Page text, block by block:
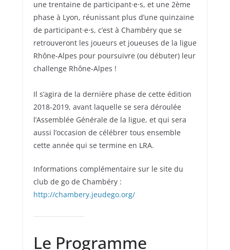
une trentaine de participant·e·s, et une 2ème
phase à Lyon, réunissant plus d’une quinzaine
de participant·e·s, c’est à Chambéry que se
retrouveront les joueurs et joueuses de la ligue
Rhône-Alpes pour poursuivre (ou débuter) leur
challenge Rhône-Alpes !
Il s’agira de la dernière phase de cette édition
2018-2019, avant laquelle se sera déroulée
l’Assemblée Générale de la ligue, et qui sera
aussi l’occasion de célébrer tous ensemble
cette année qui se termine en LRA.
Informations complémentaire sur le site du
club de go de Chambéry :
http://chambery.jeudego.org/
Le Programme